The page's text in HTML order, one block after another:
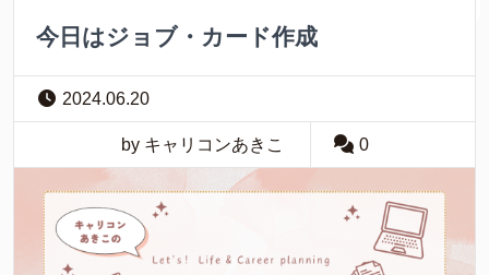
今日はジョブ・カード作成
2024.06.20
by キャリコンあきこ 0